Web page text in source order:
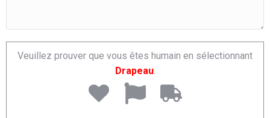
Veuillez prouver que vous êtes humain en sélectionnant
Drapeau.